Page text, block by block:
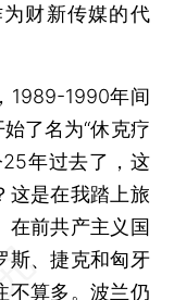
财新传媒的代
1990年间
了名为“休克疗
年过去了，这
这是在我踏上旅
在前共产主义国
斯、捷克和匈牙
不算多。波兰仍